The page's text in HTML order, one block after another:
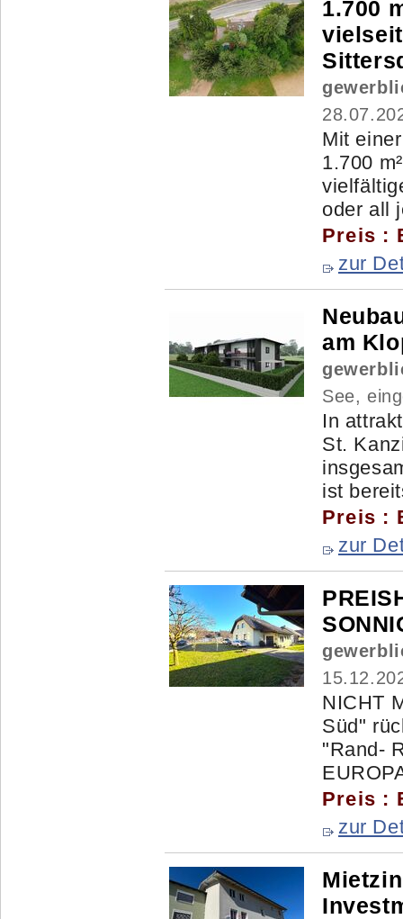
1.700
Mit
1.700
oder all
Preis :
zur
am
See,
In
St.
ist
Preis :
zur
NICHT
Süd"
"Rand-
Preis :
zur